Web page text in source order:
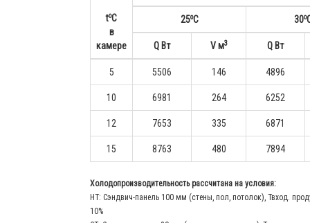
toС
в
камере
25oС 30o
Q Вт V м3 Q Вт
5 5506 146 4896
10 6981 264 6252
12 7653 335 6871
15 8763 480 7894
Холодопроизводительность рассчитана на условия:
НТ: Сэндвич-панель 100 мм (стены, пол, потолок), Твход.
10%